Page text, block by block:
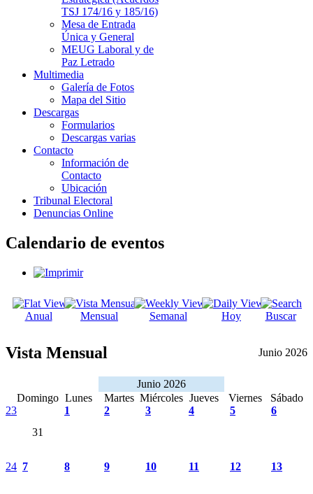
TSJ 174/16 y 185/16)
Mesa de Entrada
Única y General
MEUG Laboral y de
Paz Letrado
Multimedia
Galería de Fotos
Mapa del Sitio
Descargas
Formularios
Descargas varias
Contacto
Información de
Contacto
Ubicación
Tribunal Electoral
Denuncias Online
Calendario de eventos
Anual Mensual Semanal Hoy Buscar
Vista Mensual Junio 2026
Junio 2026
Domingo Lunes Martes Miércoles Jueves Viernes
Sábado
23
31
1 2 3 4 5 6
24 7 8 9 10 11 12 13